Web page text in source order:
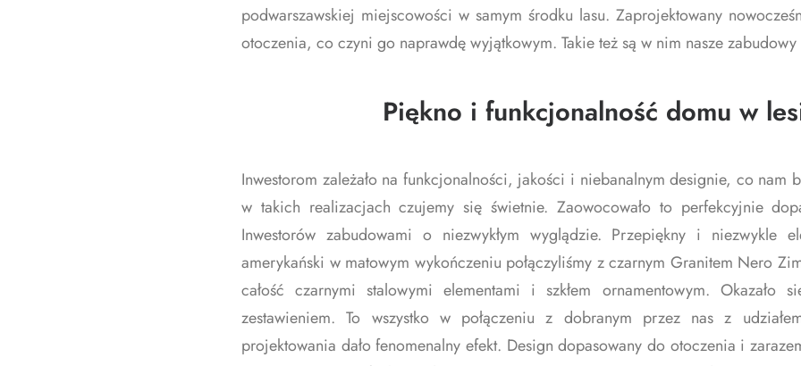
podwarszawskiej miejscowości w samym środku lasu. Zaprojektowany
otoczenia, co czyni go naprawdę wyjątkowym. Takie też są w nim nasze
Piękno i funkcjonalność domu w
Inwestorom zależało na funkcjonalności, jakości i niebanalnym designie, co nam
w takich realizacjach czujemy się świetnie. Zaowocowało to perfekcyjnie
Inwestorów zabudowami o niezwykłym wyglądzie. Przepiękny i niezwykle
amerykański w matowym wykończeniu połączyliśmy z czarnym Granitem Nero
całość czarnymi stalowymi elementami i szkłem ornamentowym. Okazało
zestawieniem. To wszystko w połączeniu z dobranym przez nas z
projektowania dało fenomenalny efekt. Design dopasowany do otoczenia i